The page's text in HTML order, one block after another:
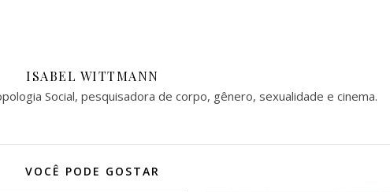
ISABEL WITTMANN
Social, pesquisadora de corpo, gênero, sexualidade e cinema.
VOCÊ PODE GOSTAR